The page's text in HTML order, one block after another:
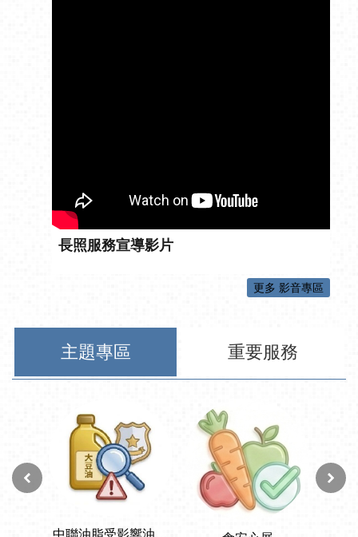
長照服務宣導影片
更多 影音專區
主題專區 重要服務